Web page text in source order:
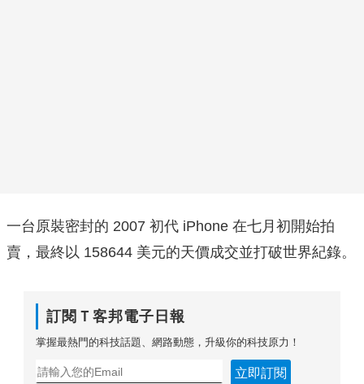
一台原裝密封的 2007 初代 iPhone 在七月初開始拍
賣，最終以 158644 美元的天價成交並打破世界紀錄。
訂閱Ｔ客邦電子日報
掌握最熱門的科技話題、網路動態，升級你的科技原力！
立即訂閱